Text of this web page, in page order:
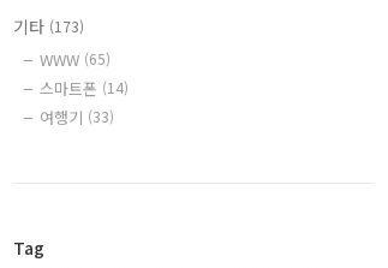
기타 (173)
WWW (65)
스마트폰 (14)
여행기 (33)
Tag